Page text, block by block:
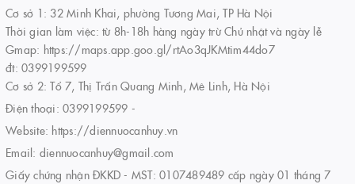
Cơ sở 1: 32 Minh Khai, phường Tương Mai, TP Hà Nội
Thời gian làm việc: từ 8h-18h hàng ngày trừ Chủ nhật và ngày lễ
Gmap: https://maps.app.goo.gl/rtAo3qJKMtim44do7
đt: 0399199599
Cơ sở 2: Tổ 7, Thị Trấn Quang Minh, Mê Linh, Hà Nội
Điện thoại: 0399199599 -
Website: https://diennuocanhuy.vn
Email: diennuocanhuy@gmail.com
Giấy chứng nhận ĐKKD - MST: 0107489489 cấp ngày 01 tháng 7